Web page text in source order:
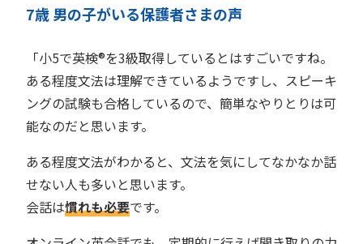
7歳 男の子がいる保護者さまの声
「小5で英検®︎を3級取得しているとはすごいですね。
ある程度文法は理解できているようですし、スピーキ
ングの試験も合格しているので、簡単なやりとりは可
能なのだと思います。
ある程度文法がわかると、文法を気にしてなかなか話
せない人も多いと思います。
会話は慣れも必要です。